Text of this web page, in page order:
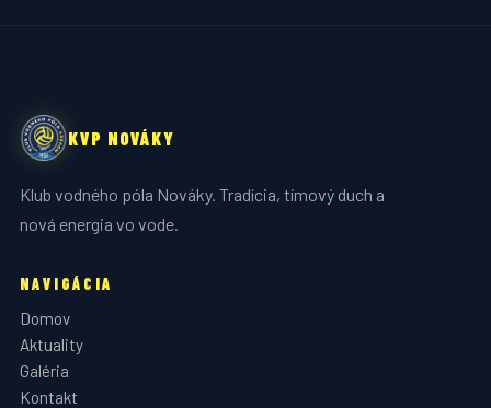
KVP NOVÁKY
Klub vodného póla Nováky. Tradícia, tímový duch a
nová energia vo vode.
NAVIGÁCIA
Domov
Aktuality
Galéria
Kontakt